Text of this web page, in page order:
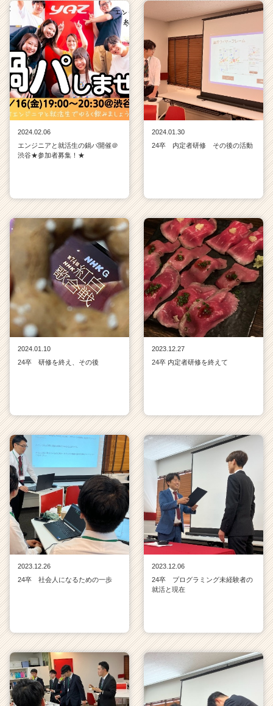
2024.02.06
エンジニアと就活生の鍋パ開催＠
渋谷★参加者募集！★
2024.01.30
24卒 内定者研修 その後の活動
2024.01.10
24卒 研修を終え、その後
2023.12.27
24卒 内定者研修を終えて
2023.12.26
24卒 社会人になるための一歩
2023.12.06
24卒 プログラミング未経験者の
就活と現在